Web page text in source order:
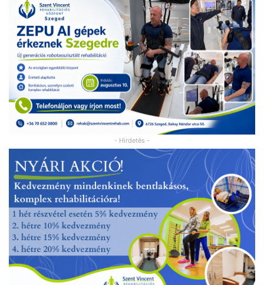
- Hirdetés -